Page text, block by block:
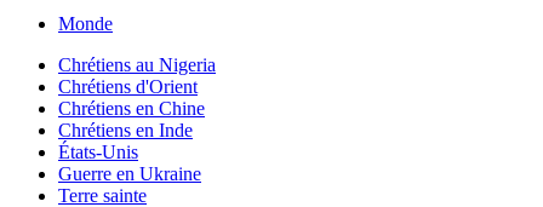
Monde
Chrétiens au Nigeria
Chrétiens d'Orient
Chrétiens en Chine
Chrétiens en Inde
États-Unis
Guerre en Ukraine
Terre sainte